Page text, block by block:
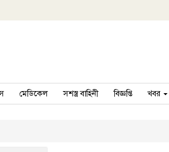
মেডিকেল সশস্ত্র বাহিনী বিজ্ঞপ্তি খবর